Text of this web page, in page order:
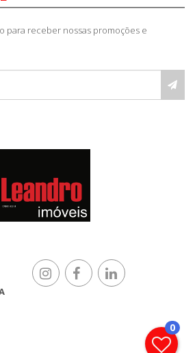
para receber nossas promoções e
0